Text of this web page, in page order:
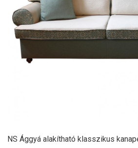
NS Ággyá alakítható klasszikus